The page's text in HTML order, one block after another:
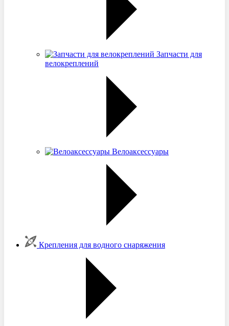
Запчасти для
велокреплений
Велоаксессуары
Крепления для водного снаряжения